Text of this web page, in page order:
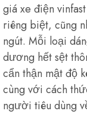
giá xe điện
riêng biệt, cũng
ngút. Mỗi loại
dương hết sệt
cẩn thận mật độ
cùng với cách
người tiêu dùng